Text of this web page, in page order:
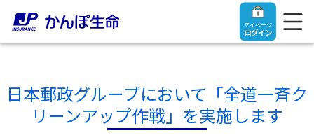
マイページ
ログイン
トップ
日本郵政グループにおいて「全道一斉ク
リーンアップ作戦」を実施します